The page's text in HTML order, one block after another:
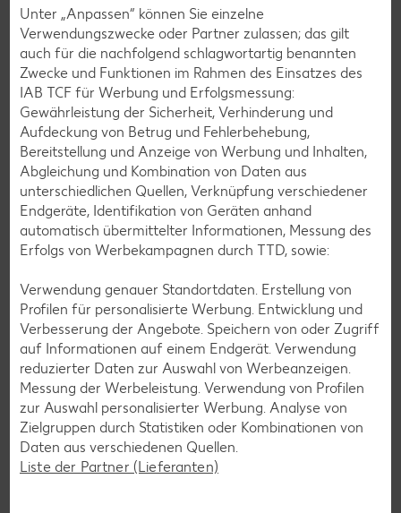
Spargel-Rezepte
Fleisch-Rezepte
Fisch-Rezepte
Geflügel-Rezepte
Lamm-Rezepte
Grill-Rezepte
Muffin-Rezepte
Apfelkuchen-Rezepte
Torten-Rezepte
Eis-Rezepte
Pfannkuchen-Rezepte
Plätzchen-Rezepte
Smoothie-Rezepte
Unter „Anpassen“ können Sie einzelne
Verwendungszwecke oder Partner zulassen; das gilt
auch für die nachfolgend schlagwortartig benannten
Zwecke und Funktionen im Rahmen des Einsatzes des
IAB TCF für Werbung und Erfolgsmessung:
Gewährleistung der Sicherheit, Verhinderung und
Aufdeckung von Betrug und Fehlerbehebung,
Bereitstellung und Anzeige von Werbung und Inhalten,
Abgleichung und Kombination von Daten aus
unterschiedlichen Quellen, Verknüpfung verschiedener
Endgeräte, Identifikation von Geräten anhand
automatisch übermittelter Informationen, Messung des
Erfolgs von Werbekampagnen durch TTD, sowie:
Verwendung genauer Standortdaten. Erstellung von
Profilen für personalisierte Werbung. Entwicklung und
Verbesserung der Angebote. Speichern von oder Zugriff
auf Informationen auf einem Endgerät. Verwendung
reduzierter Daten zur Auswahl von Werbeanzeigen.
Messung der Werbeleistung. Verwendung von Profilen
zur Auswahl personalisierter Werbung. Analyse von
Zielgruppen durch Statistiken oder Kombinationen von
Daten aus verschiedenen Quellen.
Liste der Partner (Lieferanten)